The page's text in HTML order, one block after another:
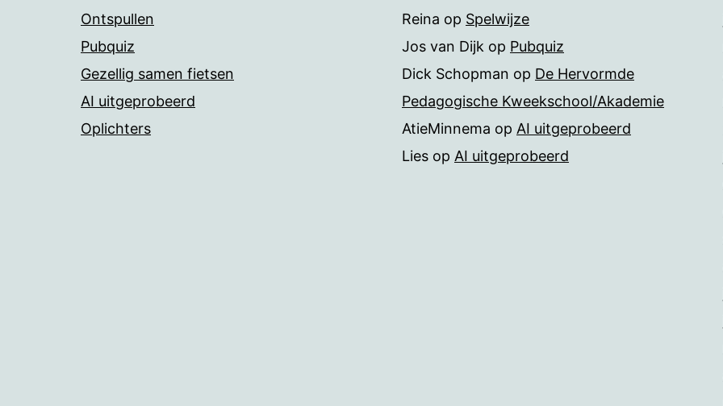
Ontspullen
Pubquiz
Gezellig samen fietsen
AI uitgeprobeerd
Oplichters
Reina op Spelwijze
Jos van Dijk op Pubquiz
Dick Schopman op De Hervormde
Pedagogische Kweekschool/Akademie
AtieMinnema op AI uitgeprobeerd
Lies op AI uitgeprobeerd